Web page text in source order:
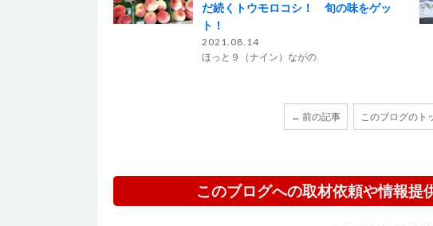
だ続くトウモロコシ！ 旬の味をゲッ
ト！
2021.08.14
ほっと９（ナイン）ながの
← 前の記事 このブログのト
このブログへの取材依頼や情報提